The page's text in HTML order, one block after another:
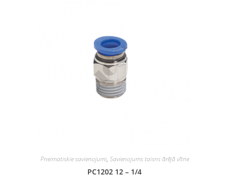
Pneimatiskie savienojumi, Savienojums taisns ārējā vītne
PC1202 12 – 1/4